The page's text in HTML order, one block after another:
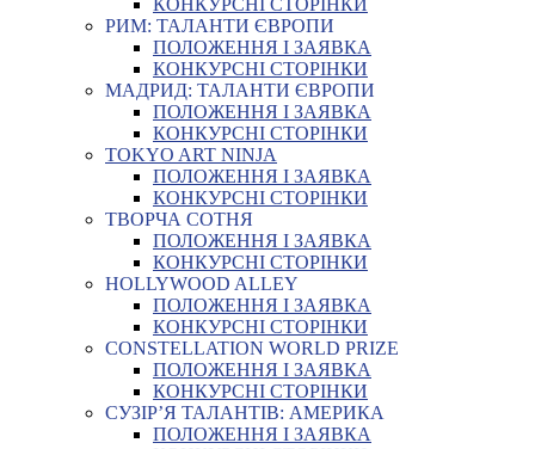
КОНКУРСНІ СТОРІНКИ
РИМ: ТАЛАНТИ ЄВРОПИ
ПОЛОЖЕННЯ І ЗАЯВКА
КОНКУРСНІ СТОРІНКИ
МАДРИД: ТАЛАНТИ ЄВРОПИ
ПОЛОЖЕННЯ І ЗАЯВКА
КОНКУРСНІ СТОРІНКИ
TOKYO ART NINJA
ПОЛОЖЕННЯ І ЗАЯВКА
КОНКУРСНІ СТОРІНКИ
ТВОРЧА СОТНЯ
ПОЛОЖЕННЯ І ЗАЯВКА
КОНКУРСНІ СТОРІНКИ
HOLLYWOOD ALLEY
ПОЛОЖЕННЯ І ЗАЯВКА
КОНКУРСНІ СТОРІНКИ
CONSTELLATION WORLD PRIZE
ПОЛОЖЕННЯ І ЗАЯВКА
КОНКУРСНІ СТОРІНКИ
СУЗІР’Я ТАЛАНТІВ: АМЕРИКА
ПОЛОЖЕННЯ І ЗАЯВКА